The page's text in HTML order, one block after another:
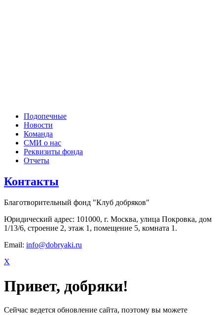
Подопечные
Новости
Команда
СМИ о нас
Реквизиты фонда
Отчеты
Контакты
Благотворительный фонд "Клуб добряков"
Юридический адрес: 101000, г. Москва, улица Покровка, дом
1/13/6, строение 2, этаж 1, помещение 5, комната 1.
Email: info@dobryaki.ru
X
Привет, добряки!
Сейчас ведется обновление сайта, поэтому вы можете